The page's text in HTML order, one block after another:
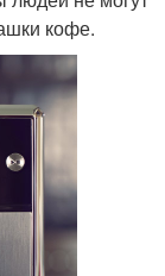
кофе.